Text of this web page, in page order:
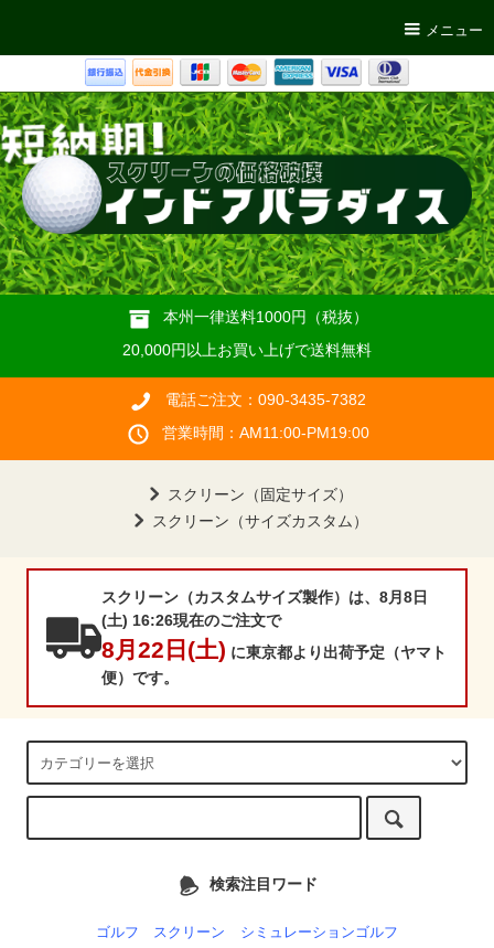
メニュー
本州一律送料1000円（税抜）
20,000円以上お買い上げで送料無料
電話ご注文：090-3435-7382
営業時間：AM11:00-PM19:00
スクリーン（固定サイズ）
スクリーン（サイズカスタム）
スクリーン（カスタムサイズ製作）は、8月8日
(土) 16:26現在のご注文で
8月22日(土) に東京都より出荷予定（ヤマト
便）です。
検索注目ワード
ゴルフ スクリーン
シミュレーションゴルフ